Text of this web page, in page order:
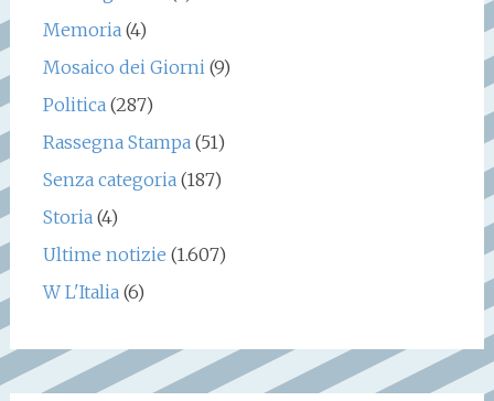
Memoria(4)
Mosaico dei Giorni(9)
Politica(287)
Rassegna Stampa(51)
Senza categoria(187)
Storia(4)
Ultime notizie (1.607)
W L'Italia(6)